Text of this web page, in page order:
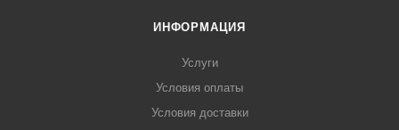
ИНФОРМАЦИЯ
Услуги
Условия оплаты
Условия доставки